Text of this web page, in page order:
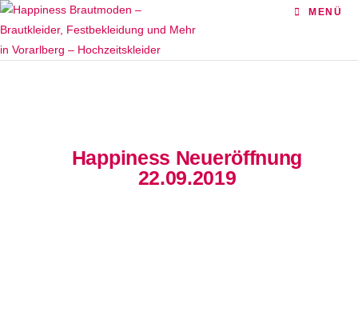
MENÜ
Happiness Neueröffnung
22.09.2019